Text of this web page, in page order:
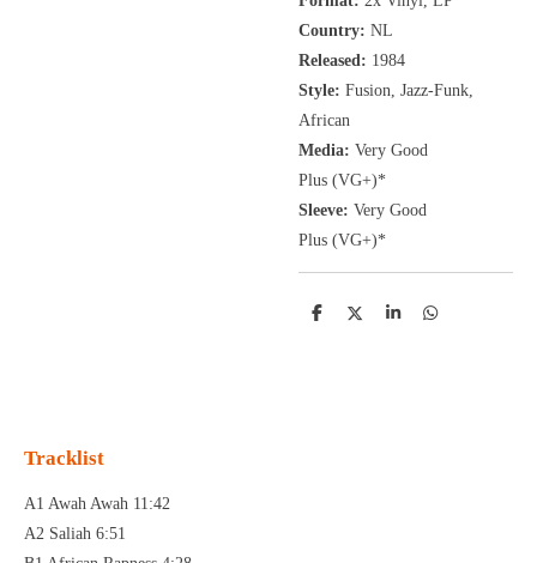
Country: NL
Released: 1984
Style: Fusion, Jazz-Funk,
African
Media: Very Good
Plus (VG+)*
Sleeve: Very Good
Plus (VG+)*
D
D
S
D
Tracklist
A1 Awah Awah 11:42
A2 Saliah 6:51